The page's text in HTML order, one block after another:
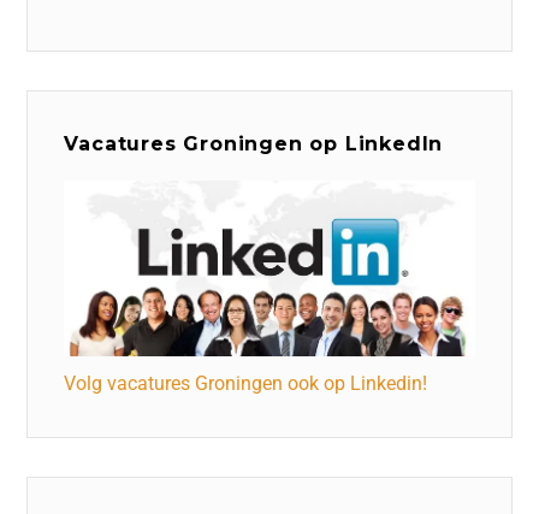
Vacatures Groningen op LinkedIn
Volg vacatures Groningen ook op Linkedin!